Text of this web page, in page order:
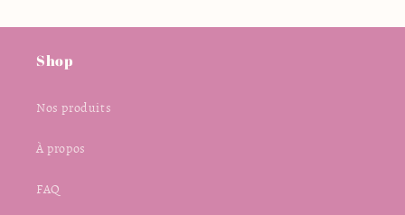
Shop
Nos produits
À propos
FAQ